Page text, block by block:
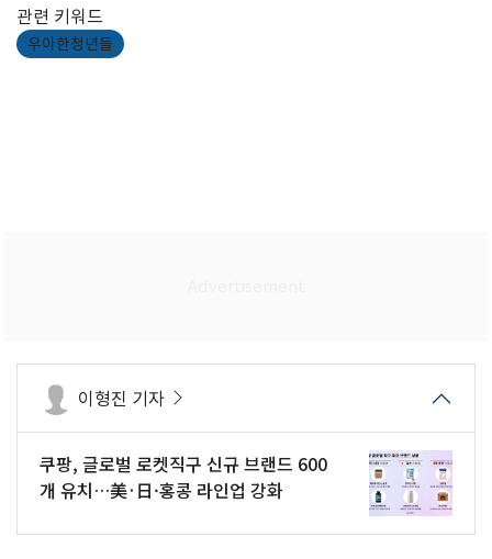
관련 키워드
우아한청년들
이형진 기자
쿠팡, 글로벌 로켓직구 신규 브랜드 600
개 유치…美·日·홍콩 라인업 강화